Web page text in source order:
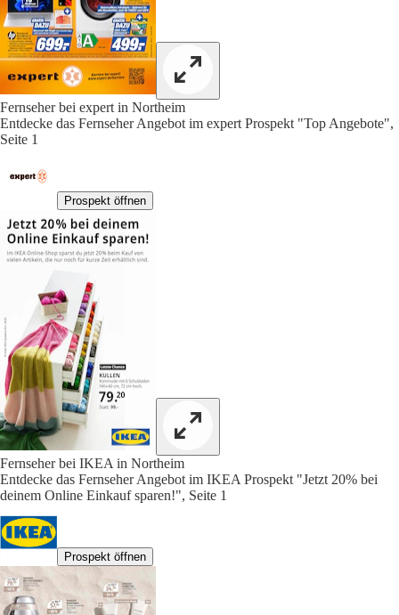
Fernseher bei expert in Northeim
Entdecke das Fernseher Angebot im expert Prospekt "Top Angebote",
Seite 1
Prospekt öffnen
Fernseher bei IKEA in Northeim
Entdecke das Fernseher Angebot im IKEA Prospekt "Jetzt 20% bei
deinem Online Einkauf sparen!", Seite 1
Prospekt öffnen